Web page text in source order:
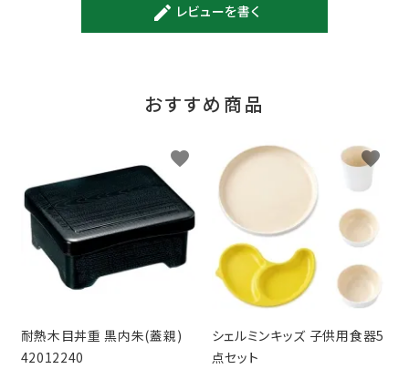
create レビューを書く
おすすめ商品
耐熱木目丼重 黒内朱(蓋親)
42012240
favorite
シェルミンキッズ 子供用食器5
点セット
favorite